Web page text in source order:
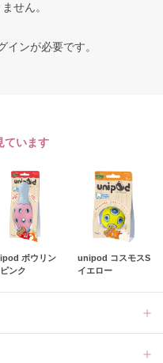
せん。
インが必要です。
ています
ボウリン
ンク
unipod コスモスS
イエロー